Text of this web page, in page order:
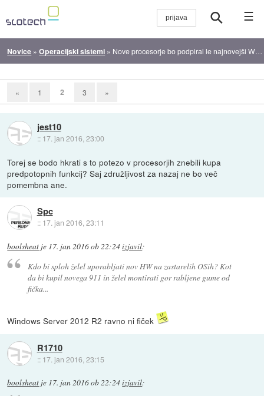
☰
Novice »Operacijski sistemi » Nove procesorje bo podpiral le najnovejši Windows
« 1 2 3 »
jest10
:: 17. jan 2016, 23:00
Torej se bodo hkrati s to potezo v procesorjih znebili kupa
predpotopnih funkcij? Saj združljivost za nazaj ne bo več
pomembna ane.
Spc
:: 17. jan 2016, 23:11
boolsheat je 17. jan 2016 ob 22:24izjavil:
Kdo bi sploh želel uporabljati nov HW na zastarelih OSih? Kot
da bi kupil novega 911 in želel montirati gor rabljene gume od
fička...
Windows Server 2012 R2 ravno ni fiček
R1710
:: 17. jan 2016, 23:15
boolsheat je 17. jan 2016 ob 22:24izjavil: